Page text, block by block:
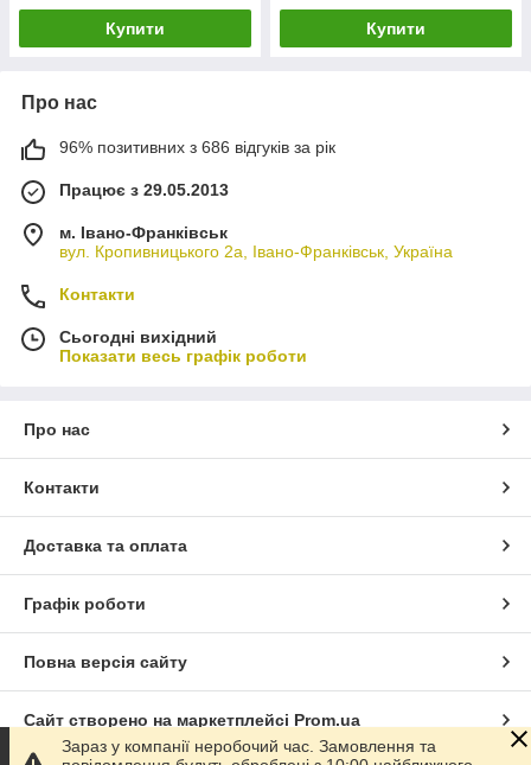
Купити Купити
Про нас
96% позитивних з 686 відгуків за рік
Працює з 29.05.2013
м. Івано-Франківськ
вул. Кропивницького 2а, Івано-Франківськ, Україна
Контакти
Сьогодні вихідний
Показати весь графік роботи
Про нас
Контакти
Доставка та оплата
Графік роботи
Повна версія сайту
Сайт створено на маркетплейсі Prom.ua
Зараз у компанії неробочий час. Замовлення та